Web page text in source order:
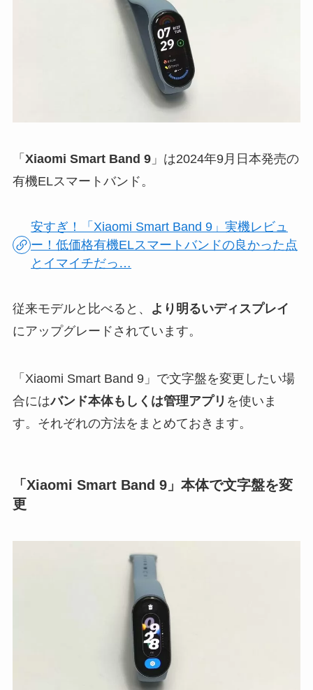
「 Xiaomi Smart Band 9」は2024年9月日本発売の
有機ELスマートバンド。
安すぎ！「Xiaomi Smart Band 9」実機レビュ
ー！低価格有機ELスマートバンドの良かった点
とイマイチだっ…
従来モデルと比べると、
より明るいディスプレイ
にアップグレードされています。
「Xiaomi Smart Band 9」で文字盤を変更したい場
合にはバンド本体もしくは管理アプリ を使いま
す。それぞれの方法をまとめておきます。
「Xiaomi Smart Band 9」本体で文字盤を変
更